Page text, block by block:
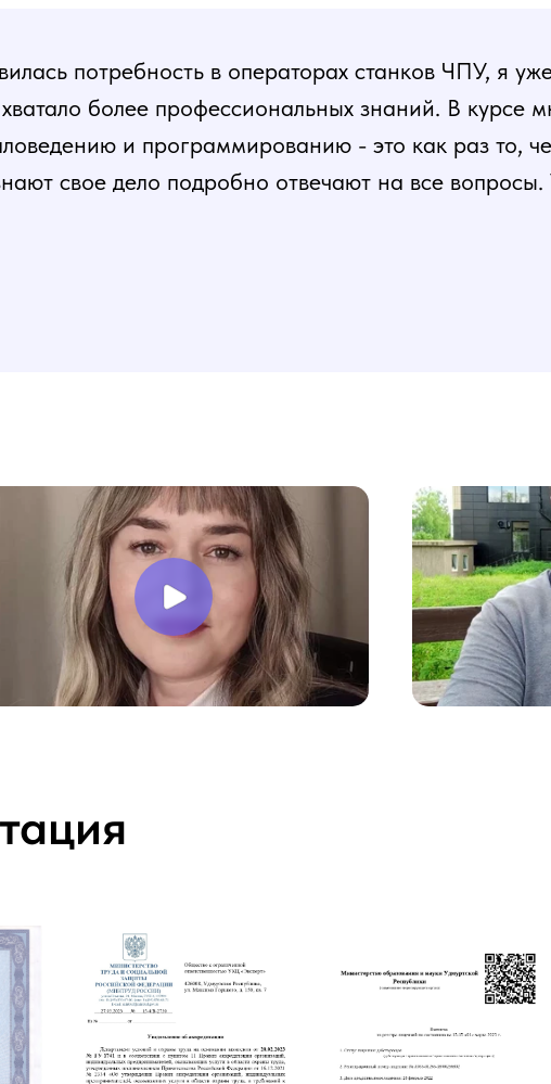
потребность в операторах станков ЧПУ, я
более профессиональных знаний. В курсе
и программированию - это как раз то,
свое дело подробно отвечают на все
это очень облегчает процесс усвоения